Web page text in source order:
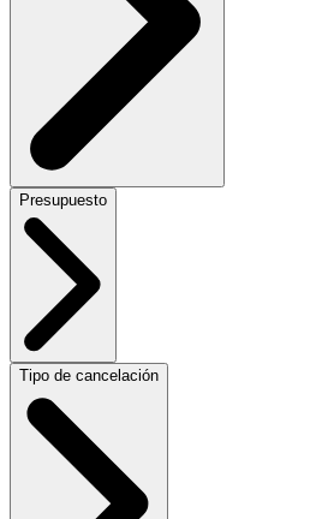
Presupuesto
Tipo de cancelación